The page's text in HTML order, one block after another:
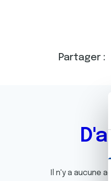
Partager :
Il n'y a aucune